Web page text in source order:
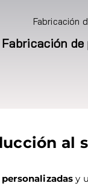
Fabricación
al
y